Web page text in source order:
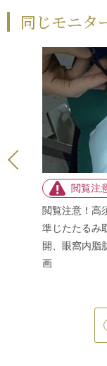
同じモニタ
閲覧注意！高
準じたたる
開、眼窩内脂
画